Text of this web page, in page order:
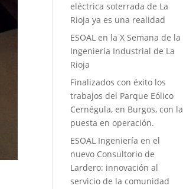
eléctrica soterrada de La
Rioja ya es una realidad
ESOAL en la X Semana de la
Ingeniería Industrial de La
Rioja
Finalizados con éxito los
trabajos del Parque Eólico
Cernégula, en Burgos, con la
puesta en operación.
ESOAL Ingeniería en el
nuevo Consultorio de
Lardero: innovación al
servicio de la comunidad